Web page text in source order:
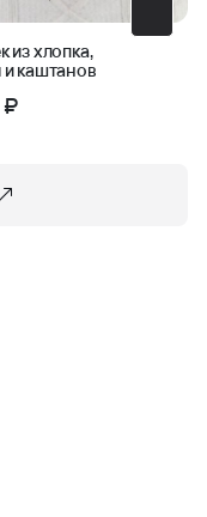
из хлопка,
каштанов
₽